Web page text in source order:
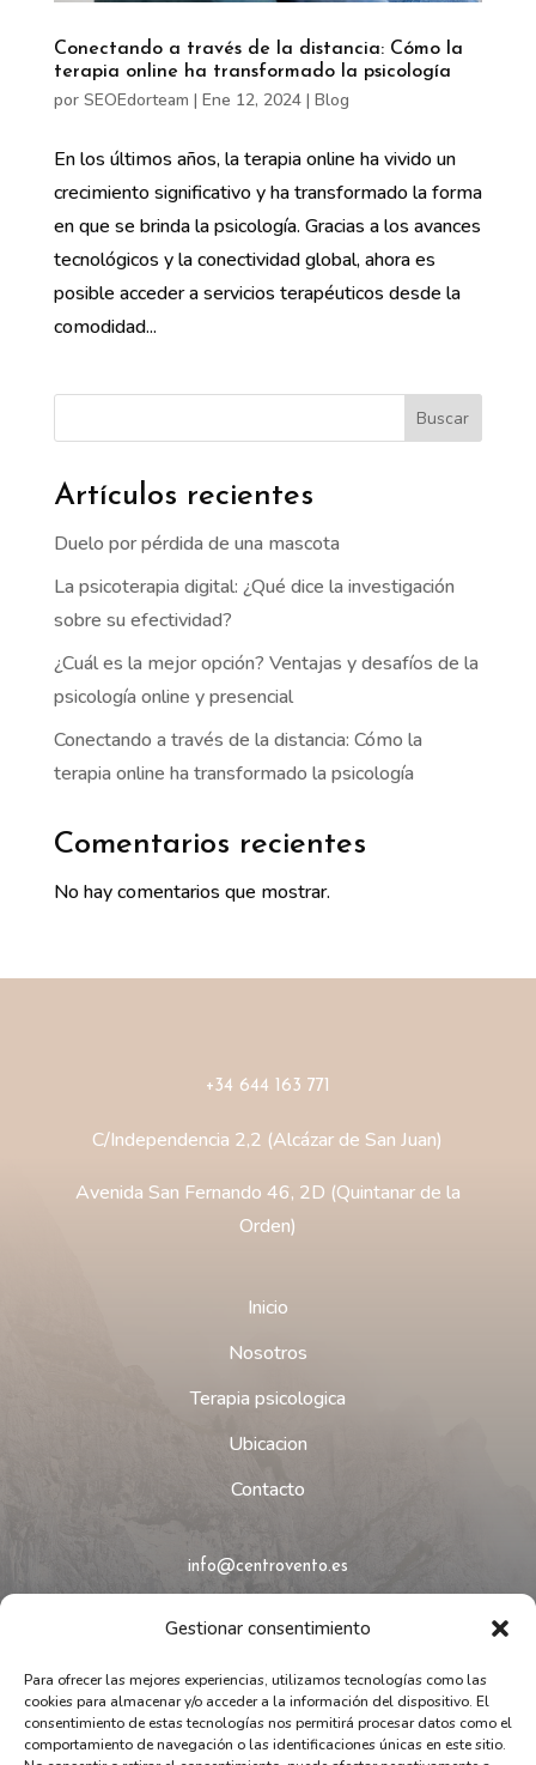
Gestionar consentimiento
Para ofrecer las mejores experiencias, utilizamos tecnologías como las
cookies para almacenar y/o acceder a la información del dispositivo. El
consentimiento de estas tecnologías nos permitirá procesar datos como el
comportamiento de navegación o las identificaciones únicas en este sitio.
Conectando a través de la distancia: Cómo la
terapia online ha transformado la psicología
por SEOEdorteam | Ene 12, 2024| Blog
En los últimos años, la terapia online ha vivido un
crecimiento significativo y ha transformado la forma
en que se brinda la psicología. Gracias a los avances
tecnológicos y la conectividad global, ahora es
posible acceder a servicios terapéuticos desde la
comodidad...
Buscar
Artículos recientes
Duelo por pérdida de una mascota
La psicoterapia digital: ¿Qué dice la investigación
sobre su efectividad?
¿Cuál es la mejor opción? Ventajas y desafíos de la
psicología online y presencial
Conectando a través de la distancia: Cómo la
terapia online ha transformado la psicología
Comentarios recientes
No hay comentarios que mostrar.
+34 644 163 771
C/Independencia 2,2 (Alcázar de San Juan)
Avenida San Fernando 46, 2D (Quintanar de la
Orden)
Inicio
Nosotros
Terapia psicologica
Ubicacion
Contacto
info@centrovento.es
Nº RCSES: 4508590 / 4518888
Copyright © 2026 Todos los derechos reservados.